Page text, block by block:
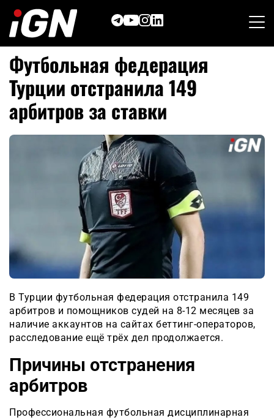
content
Футбольная федерация
Турции отстранила 149
арбитров за ставки
В Турции футбольная федерация отстранила 149
арбитров и помощников судей на 8-12 месяцев за
наличие аккаунтов на сайтах беттинг-операторов,
расследование ещё трёх дел продолжается.
Причины отстранения
арбитров
Профессиональная футбольная дисциплинарная